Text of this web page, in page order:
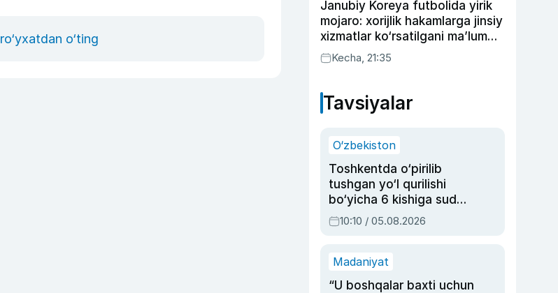
ro‘yxatdan o‘ting
Janubiy Koreya futbolida yirik
mojaro: xorijlik hakamlarga jinsiy
xizmatlar ko‘rsatilgani ma’lum
qilindi
Kecha, 21:35
Tavsiyalar
O‘zbekiston
Toshkentda o‘pirilib
tushgan yo‘l qurilishi
bo‘yicha 6 kishiga sud
hukmi o‘qildi
10:10 / 05.08.2026
Madaniyat
“U boshqalar baxti uchun